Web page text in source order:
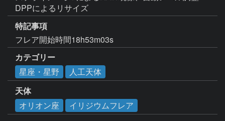
DPPによるリサイズ
特記事項
フレア開始時間18h53m03s
カテゴリー
星座・星野
人工天体
天体
オリオン座
イリジウムフレア